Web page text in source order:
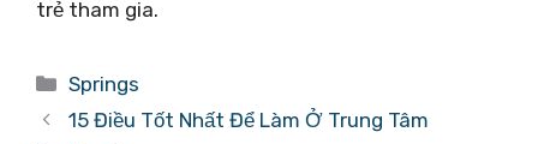
trẻ tham gia.
Danh
mục
Springs
15 Điều Tốt Nhất Để Làm Ở Trung Tâm